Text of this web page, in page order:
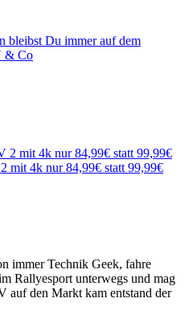
2 mit 4k nur 84,99€ statt 99,99€
mit 4k nur 84,99€ statt 99,99€
immer Technik Geek, fahre
Rallyesport unterwegs und mag
auf den Markt kam entstand der